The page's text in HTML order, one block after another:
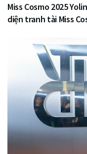
Miss Cosmo 2025
diện tranh tài Miss